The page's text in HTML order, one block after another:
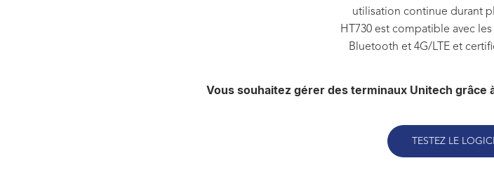
utilisation continue durant
HT730 est compatible avec
Bluetooth et 4G/LTE et
Vous souhaitez gérer des terminaux Unitech grâce
TESTEZ LE